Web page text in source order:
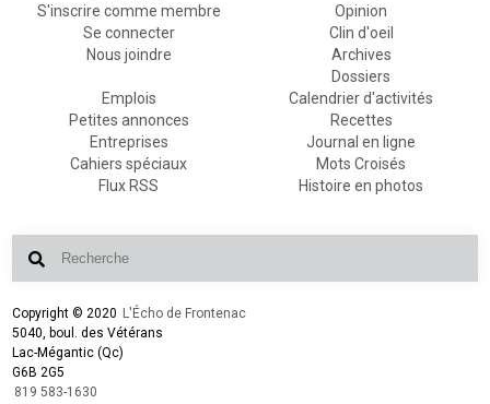
S'inscrire comme membre
Se connecter
Nous joindre
Opinion
Clin d'oeil
Archives
Dossiers
Emplois
Petites annonces
Entreprises
Cahiers spéciaux
Flux RSS
Calendrier d'activités
Recettes
Journal en ligne
Mots Croisés
Histoire en photos
Copyright © 2020 L'Écho de Frontenac
5040, boul. des Vétérans
Lac-Mégantic (Qc)
G6B 2G5
819 583-1630